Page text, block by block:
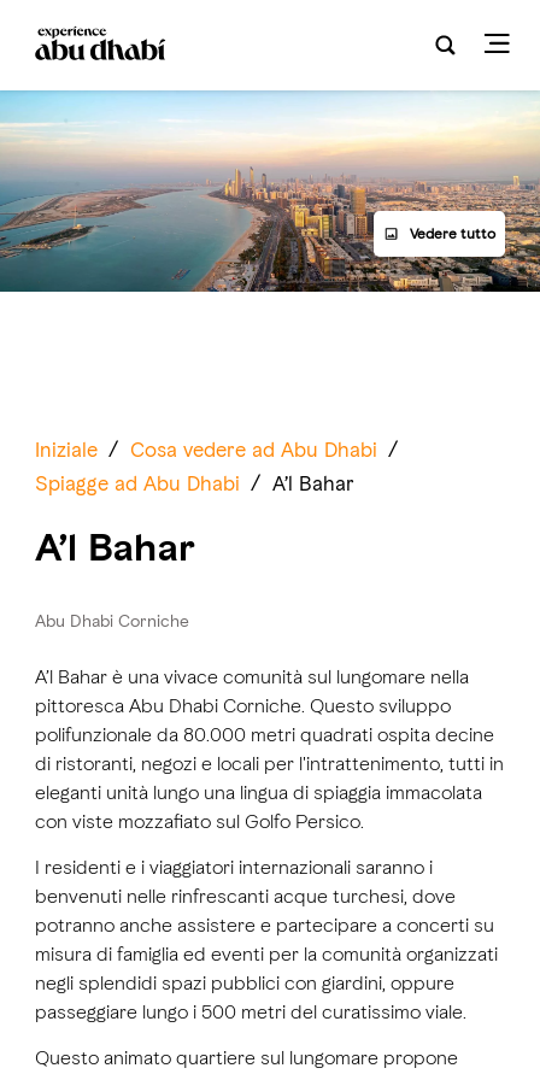
Vedere tutto
Iniziale / Cosa vedere ad Abu Dhabi /
Spiagge ad Abu Dhabi / A’l Bahar
A’l Bahar
Abu Dhabi Corniche
A’l Bahar è una vivace comunità sul lungomare nella
pittoresca Abu Dhabi Corniche. Questo sviluppo
polifunzionale da 80.000 metri quadrati ospita decine
di ristoranti, negozi e locali per l'intrattenimento, tutti in
eleganti unità lungo una lingua di spiaggia immacolata
con viste mozzafiato sul Golfo Persico.
I residenti e i viaggiatori internazionali saranno i
benvenuti nelle rinfrescanti acque turchesi, dove
potranno anche assistere e partecipare a concerti su
misura di famiglia ed eventi per la comunità organizzati
negli splendidi spazi pubblici con giardini, oppure
passeggiare lungo i 500 metri del curatissimo viale.
Questo animato quartiere sul lungomare propone